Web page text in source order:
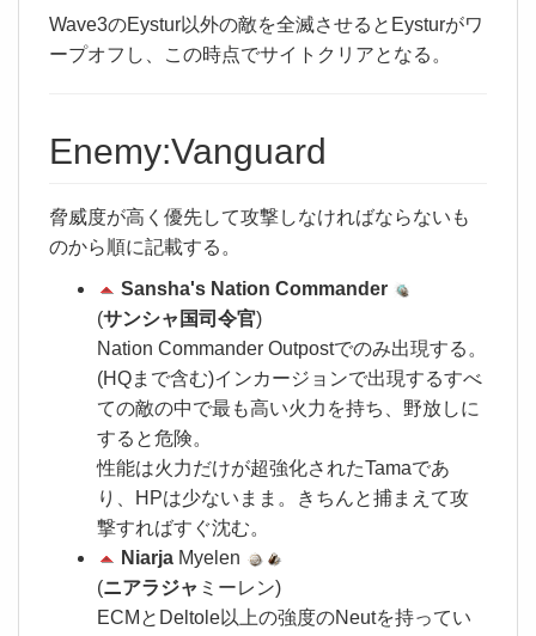
Wave3のEystur以外の敵を全滅させるとEysturがワ
ープオフし、この時点でサイトクリアとなる。
Enemy:Vanguard
脅威度が高く優先して攻撃しなければならないも
のから順に記載する。
Sansha's Nation Commander
(サンシャ国司令官)
Nation Commander Outpostでのみ出現する。
(HQまで含む)インカージョンで出現するすべ
ての敵の中で最も高い火力を持ち、野放しに
すると危険。
性能は火力だけが超強化されたTamaであ
り、HPは少ないまま。きちんと捕まえて攻
撃すればすぐ沈む。
Niarja Myelen
(ニアラジャ ミーレン)
ECMとDeltole以上の強度のNeutを持ってい